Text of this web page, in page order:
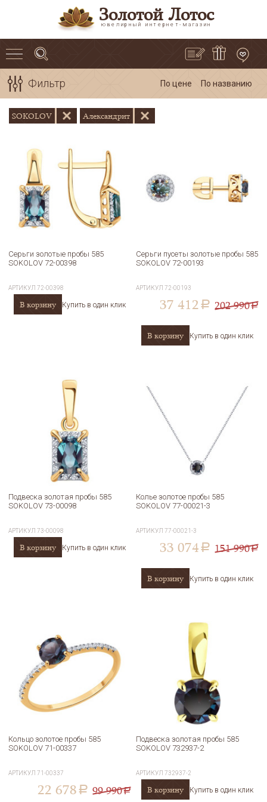
Золотой Лотос
ювелирный интернет-магазин
Фильтр По цене По названию
SOKOLOV Александрит
Серьги золотые пробы 585
SOKOLOV 72-00398
АРТИКУЛ 72-00398
В корзину Купить в один клик
Серьги пусеты золотые пробы 585
SOKOLOV 72-00193
АРТИКУЛ 72-00193
37 412 a 202 990a
В корзину Купить в один клик
Подвеска золотая пробы 585
SOKOLOV 73-00098
АРТИКУЛ73-00098
В корзину Купить в один клик
Колье золотое пробы 585
SOKOLOV 77-00021-3
АРТИКУЛ77-00021-3
33 074 a 151 990a
В корзину Купить в один клик
Кольцо золотое пробы 585
SOKOLOV 71-00337
АРТИКУЛ71-00337
22 678 a 99 990a
Подвеска золотая пробы 585
SOKOLOV 732937-2
АРТИКУЛ732937-2
В корзину Купить в один клик